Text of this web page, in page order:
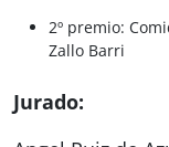
2º premio:
Zallo Barri
Jurado: